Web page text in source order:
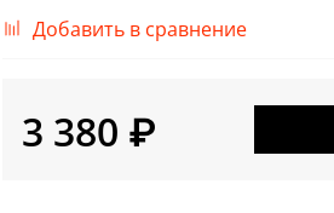
Добавить в сравнение
3 380 ₽